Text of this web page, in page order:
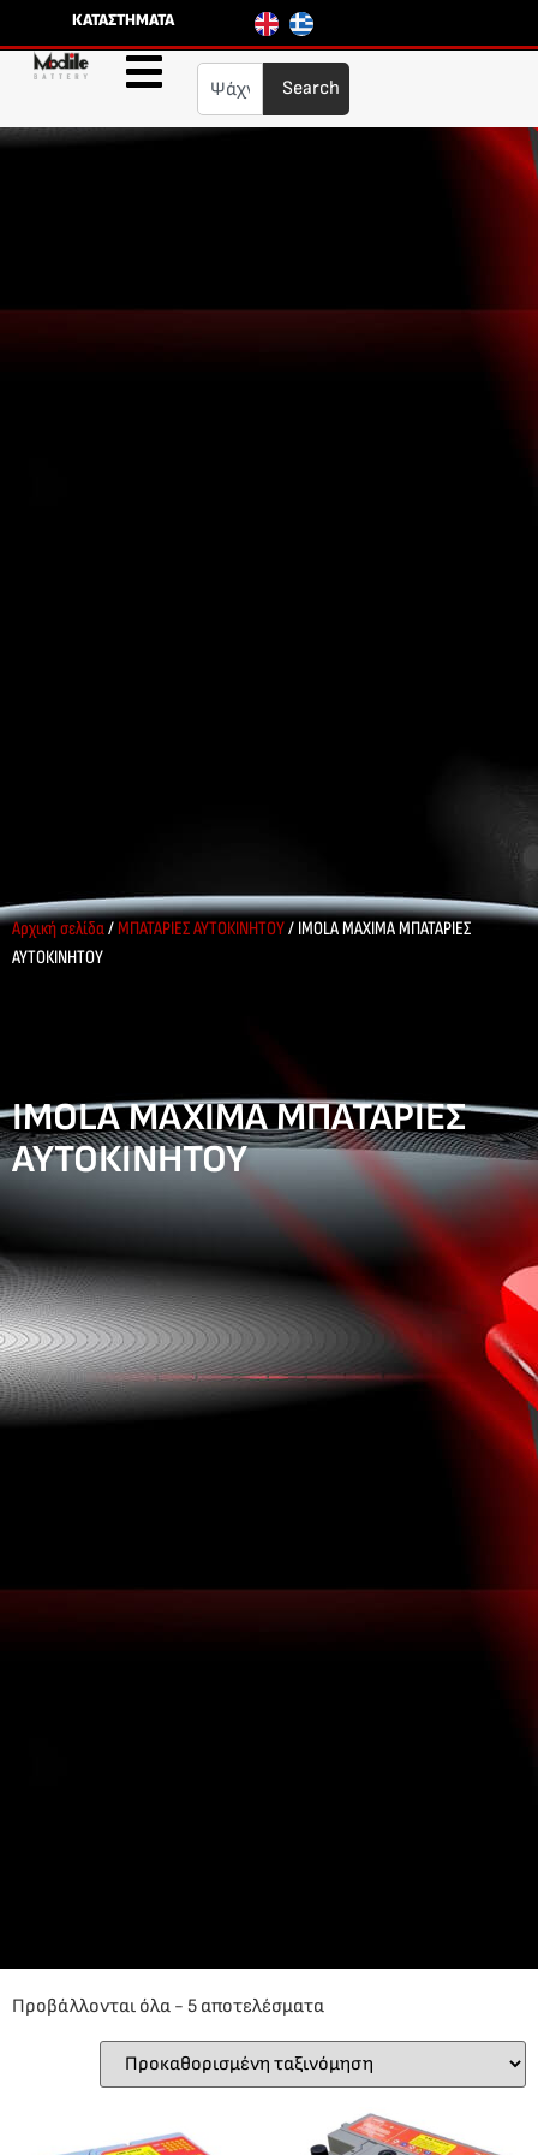
ΚΑΤΑΣΤΗΜΑΤΑ
Search
Αρχική σελίδα/ΜΠΑΤΑΡΙΕΣ ΑΥΤΟΚΙΝΗΤΟΥ/ IMOLA MAXIMA ΜΠΑΤΑΡΙΕΣ
ΑΥΤΟΚΙΝΗΤΟΥ
IMOLA MAXIMA ΜΠΑΤΑΡΙΕΣ
ΑΥΤΟΚΙΝΗΤΟΥ
Προβάλλονται όλα - 5 αποτελέσματα